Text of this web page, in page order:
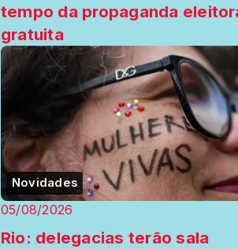
tempo da propaganda
gratuita
Novidades
05/08/2026
Rio: delegacias terão sala